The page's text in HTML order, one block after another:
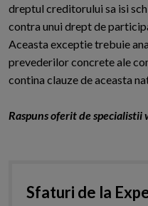
dreptul creditorului sa isi
contra unui drept de
Aceasta exceptie trebuie
prevederilor concrete ale
contina clauze de aceasta
Raspuns oferit de
Sfaturi de la